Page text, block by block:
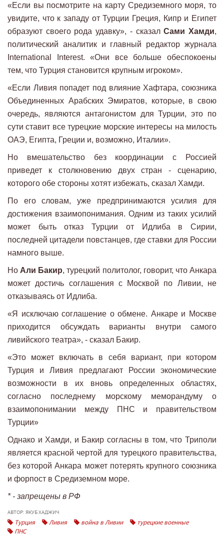
«Если вы посмотрите на карту Средиземного моря, то
увидите, что к западу от Турции Греция, Кипр и Египет
образуют своего рода удавку», - сказалСами Хамди,
политический аналитик и главный редактор журнала
International Interest. «Они все больше обеспокоены
тем, что Турция становится крупным игроком».
«Если Ливия попадет под влияние Хафтара, союзника
Объединенных Арабских Эмиратов, которые, в свою
очередь, являются антагонистом для Турции, это по
сути ставит все турецкие морские интересы на милость
ОАЭ, Египта, Греции и, возможно, Италии».
Но вмешательство без координации с Россией
приведет к столкновению двух стран - сценарию,
которого обе стороны хотят избежать, сказал Хамди.
По его словам, уже предпринимаются усилия для
достижения взаимопонимания. Одним из таких усилий
может быть отказ Турции от Идлиба в Сирии,
последней цитадели повстанцев, где ставки для России
намного выше.
Но Али Бакир, турецкий политолог, говорит, что Анкара
может достичь соглашения с Москвой по Ливии, не
отказываясь от Идлиба.
«Я исключаю соглашение о обмене. Анкаре и Москве
приходится обсуждать варианты внутри самого
ливийского театра», - сказал Бакир.
«Это может включать в себя вариант, при котором
Турция и Ливия предлагают России экономические
возможности в их вновь определенных областях,
согласно последнему морскому меморандуму о
взаимопонимании между ПНС и правительством
Турции»
Однако и Хамди, и Бакир согласны в том, что Триполи
является красной чертой для турецкого правительства,
без которой Анкара может потерять крупного союзника
и форпост в Средиземном море.
* - запрещены в РФ
АВТОР: ЯКУБ ХАДЖИЧ
Турция Ливия война в Ливии
турецкие военные
ПНС